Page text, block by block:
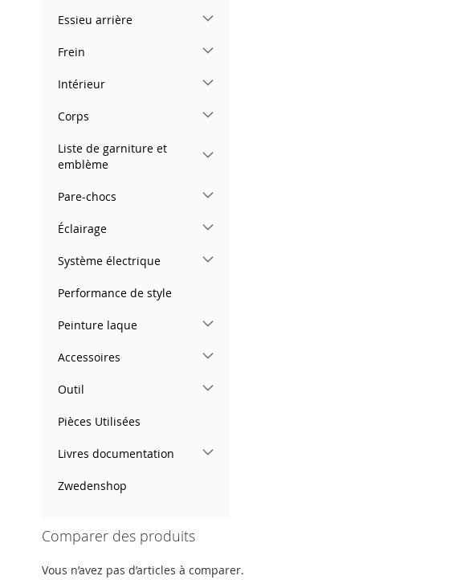
Essieu arrière
Frein
Intérieur
Corps
Liste de garniture et
emblème
Pare-chocs
Éclairage
Système électrique
Performance de style
Peinture laque
Accessoires
Outil
Pièces Utilisées
Livres documentation
Zwedenshop
Comparer des produits
Vous n’avez pas d’articles à comparer.